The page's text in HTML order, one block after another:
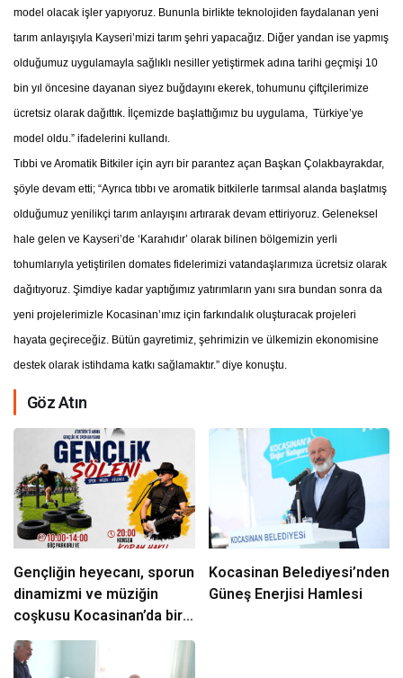
model olacak işler yapıyoruz. Bununla birlikte teknolojiden faydalanan yeni
tarım anlayışıyla Kayseri’mizi tarım şehri yapacağız. Diğer yandan ise yapmış
olduğumuz uygulamayla sağlıklı nesiller yetiştirmek adına tarihi geçmişi 10
bin yıl öncesine dayanan siyez buğdayını ekerek, tohumunu çiftçilerimize
ücretsiz olarak dağıttık. İlçemizde başlattığımız bu uygulama, Türkiye’ye
model oldu.” ifadelerini kullandı.
Tıbbi ve Aromatik Bitkiler için ayrı bir parantez açan Başkan Çolakbayrakdar,
şöyle devam etti; “Ayrıca tıbbı ve aromatik bitkilerle tarımsal alanda başlatmış
olduğumuz yenilikçi tarım anlayışını artırarak devam ettiriyoruz. Geleneksel
hale gelen ve Kayseri’de ‘Karahıdır’ olarak bilinen bölgemizin yerli
tohumlarıyla yetiştirilen domates fidelerimizi vatandaşlarımıza ücretsiz olarak
dağıtıyoruz. Şimdiye kadar yaptığımız yatırımların yanı sıra bundan sonra da
yeni projelerimizle Kocasinan’ımız için farkındalık oluşturacak projeleri
hayata geçireceğiz. Bütün gayretimiz, şehrimizin ve ülkemizin ekonomisine
destek olarak istihdama katkı sağlamaktır.” diye konuştu.
Göz Atın
Gençliğin heyecanı, sporun
dinamizmi ve müziğin
coşkusu Kocasinan’da bir
araya geliyor!
Kocasinan Belediyesi’nden
Güneş Enerjisi Hamlesi